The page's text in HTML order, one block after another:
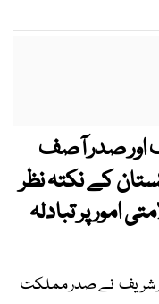
اور صدر آصف
کے نکتہ نظر
امور پر تبادلہ
شریف نے صدر مملکت